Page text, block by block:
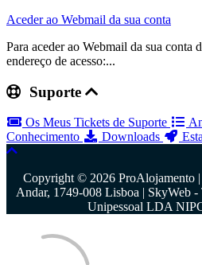
Aceder ao Webmail da sua conta
Para aceder ao Webmail da sua conta
endereço de acesso:...
Suporte
Os Meus Tickets de Suporte
Conhecimento
Downloads
Copyright © 2026 ProAlojamento |
Andar, 1749-008 Lisboa | SkyWeb -
Unipessoal LDA